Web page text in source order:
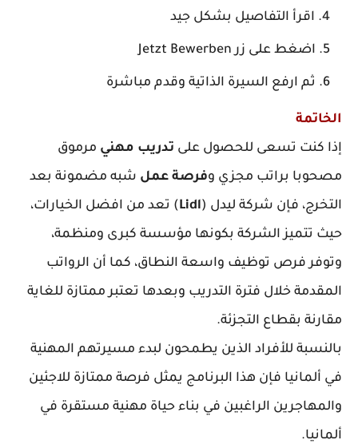
اقرأ التفاصيل بشكل جيد
اضغط على زر Jetzt Bewerben
ثم ارفع السيرة الذاتية وقدم مباشرة
الخاتمة
إذا كنت تسعى للحصول على تدريب مهني مرموق
مصحوبا براتب مجزي وفرصة عمل شبه مضمونة بعد
التخرج، فإن شركة ليدل (Lidl) تعد من افضل الخيارات،
حيث تتميز الشركة بكونها مؤسسة كبرى ومنظمة،
وتوفر فرص توظيف واسعة النطاق، كما أن الرواتب
المقدمة خلال فترة التدريب وبعدها تعتبر ممتازة للغاية
مقارنة بقطاع التجزئة.
بالنسبة للأفراد الذين يطمحون لبدء مسيرتهم المهنية
في ألمانيا فإن هذا البرنامج يمثل فرصة ممتازة للاجئين
والمهاجرين الراغبين في بناء حياة مهنية مستقرة في
ألمانيا.